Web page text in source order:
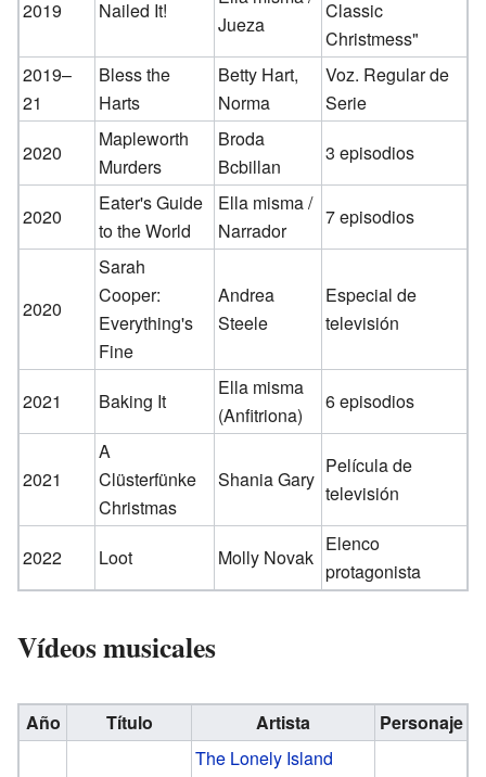
2019 Nailed It!
Jueza
Classic
Christmess"
2019–
21
Bless the
Harts
Betty Hart,
Norma
Voz. Regular de
Serie
2020
Mapleworth
Murders
Broda
Bcbillan
3 episodios
2020
Eater's Guide
to the World
Ella misma /
Narrador
7 episodios
2020
Sarah
Cooper:
Everything's
Fine
Andrea
Steele
Especial de
televisión
2021 Baking It
Ella misma
(Anfitriona)
6 episodios
2021
A
Clüsterfünke
Christmas
Shania Gary
Película de
televisión
2022 Loot Molly Novak
Elenco
protagonista
Vídeos musicales
Año Título Artista Personaje
The Lonely Island